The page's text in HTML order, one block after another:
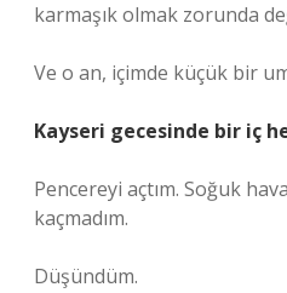
karmaşık olmak zorunda
Ve o an, içimde küçük bir
Kayseri gecesinde bir iç
Pencereyi açtım. Soğuk
kaçmadım.
Düşündüm.